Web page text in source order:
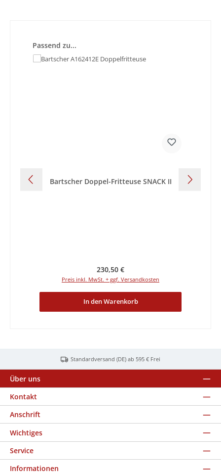
Produktgalerie überspringen
Passend zu...
Bartscher Doppel-Fritteuse SNACK II
Regulärer Preis:
230,50 €
Preis inkl. MwSt. + ggf. Versandkosten
In den Warenkorb
Standardversand (DE) ab 595 € Frei
Über uns
Kontakt
Anschrift
Wichtiges
Service
Informationen